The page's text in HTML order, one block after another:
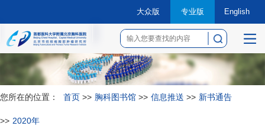
大众版 专业版 English
菜
您所在的位置： 首页 >> 胸科图书馆 >> 信息推送 >> 新书通告
>> 2020年